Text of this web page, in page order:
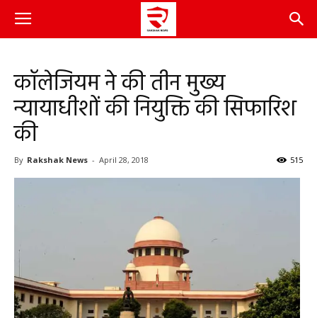
कॉलेजियम ने की तीन मुख्य
न्यायाधीशों की नियुक्ति की सिफारिश
की
By Rakshak News - April 28, 2018 515